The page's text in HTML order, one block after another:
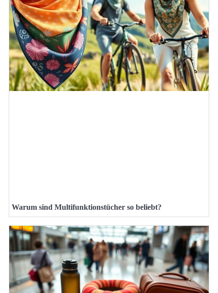
Warum sind Multifunktionstücher so beliebt?